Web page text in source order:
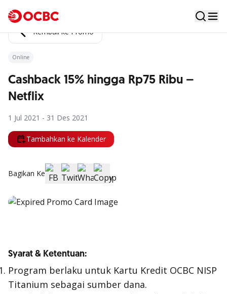
Kembali ke Promo
Online
Cashback 15% hingga Rp75 Ribu –
Netflix
1 Jul 2021 - 31 Des 2021
Tambahkan ke Kalender
Bagikan Ke
Syarat & Ketentuan:
Program berlaku untuk Kartu Kredit OCBC NISP
Titanium sebagai sumber dana.